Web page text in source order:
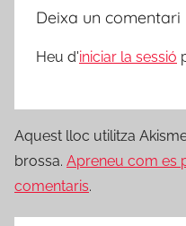
Deixa un comentari
Heu d'iniciar la sessió
Aquest lloc utilitza
brossa. Apreneu com es
comentaris.